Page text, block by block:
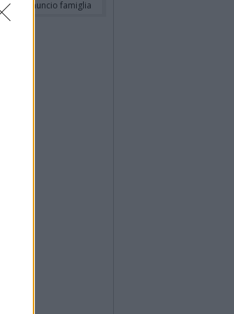
- Annuncio famiglia